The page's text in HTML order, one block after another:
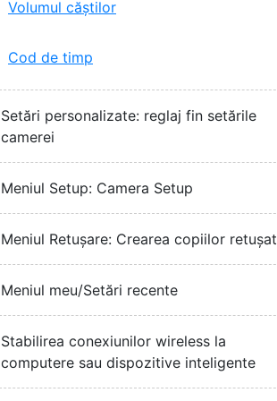
Volumul căștilor
Cod de timp
Setări personalizate: reglaj fin setările
camerei
Meniul Setup: Camera Setup
Meniul Retușare: Crearea copiilor
Meniul meu/Setări recente
Stabilirea conexiunilor wireless la
computere sau dispozitive inteligente